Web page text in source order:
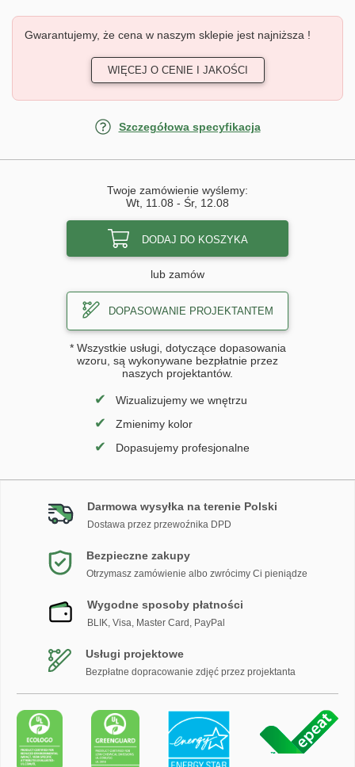
Gwarantujemy, że cena w naszym sklepie jest najniższa !
WIĘCEJ O CENIE I JAKOŚCI
Szczegółowa specyfikacja
Twoje zamówienie wyślemy:
Wt, 11.08 - Śr, 12.08
DODAJ DO KOSZYKA
lub zamów
DOPASOWANIE PROJEKTANTEM
* Wszystkie usługi, dotyczące dopasowania
wzoru, są wykonywane bezpłatnie przez
naszych projektantów.
✔ Wizualizujemy we wnętrzu
✔ Zmienimy kolor
✔ Dopasujemy profesjonalne
Darmowa wysyłka na terenie Polski
Dostawa przez przewoźnika DPD
Bezpieczne zakupy
Otrzymasz zamówienie albo zwrócimy Ci pieniądze
Wygodne sposoby płatności
BLIK, Visa, Master Card, PayPal
Usługi projektowe
Bezpłatne dopracowanie zdjęć przez projektanta